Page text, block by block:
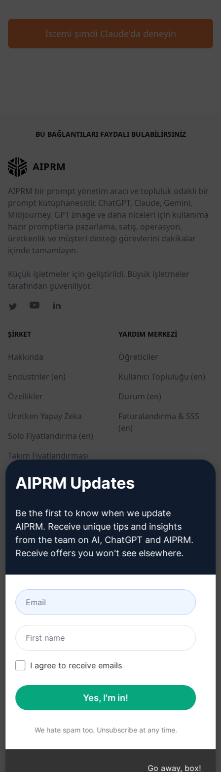
İstemi şimdi Claude'da deneyin
BU BAĞLANTILARI FAYDALI BULABILIRSINIZ
AIPRM
AIPRM bir prompt yönetim aracı ve topluluk odaklı bir
prompt kütüphanesidir. ChatGPT, Claude, Gemini,
Midjourney, GPT Image ve daha niceleri için kullanıma
hazır promptlarla pazarlama, satış, operasyon,
üretkenlik ve müşteri desteği görevlerini dakikalar
içinde tamamlayın.
Küçük işletmeler için geliştirildi. Büyük işletmeler
tarafından güveniliyor.
ŞIRKET
Hakkında
Endüstriler (en)
Özellikler
Üretken Yapay Zeka
Solo Fiyatlandırma (en)
Takım Fiyatlandırması
(en)
Blog (en)
YARDIM MERKEZI
Öğreticiler
Kullanıcı Topluluğu (en)
Durum (en)
Faturalandırma & SSS
(en)
YASAL
Gizlilik Politikası (en)
Politikası (en)
Kullanım Koşulları (en)
Tarayıcı Uzantısı
Terimleri (en)
Faturalama Koşulları (en)
Nasıl kurulur
© 2026
All logos, trademarks, and registered trademarks are the
AIPRM and other related brand names are registered
laws.
and EU CTM EU18823472, EU18830896.
AIPRM Updates
Be the first to know when we update
AIPRM. Receive unique tips and insights
from the team on AI, ChatGPT and AIPRM.
Receive offers you won't see elsewhere.
I agree to receive emails
Yes, I'm in!
We hate spam too. Unsubscribe at any time.
Go away, box!